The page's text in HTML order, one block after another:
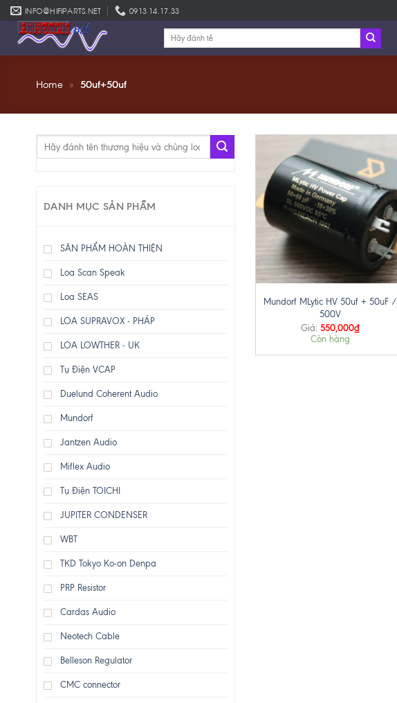
Skip
to
content
INFO@HIFIPARTS.NET 0913 14.17.33
Tìm
Home » 50uf+50uf
Tìm
DANH MỤC SẢN PHẨM
SẢN PHẨM HOÀN THIỆN
Loa Scan Speak
Loa SEAS
LOA SUPRAVOX - PHÁP
LOA LOWTHER - UK
Tụ Điện VCAP
Duelund Coherent Audio
Mundorf
Jantzen Audio
Miflex Audio
Tụ Điện TOICHI
JUPITER CONDENSER
WBT
TKD Tokyo Ko-on Denpa
PRP Resistor
Cardas Audio
Neotech Cable
Belleson Regulator
CMC connector
Mundorf MLytic HV 50uf + 50uF /
500V
Giá: 550,000₫
Còn hàng